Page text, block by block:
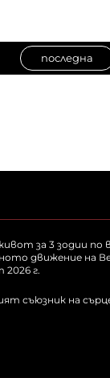
последна
за 3 зодии по
движение на
2026 г.
съюзник на